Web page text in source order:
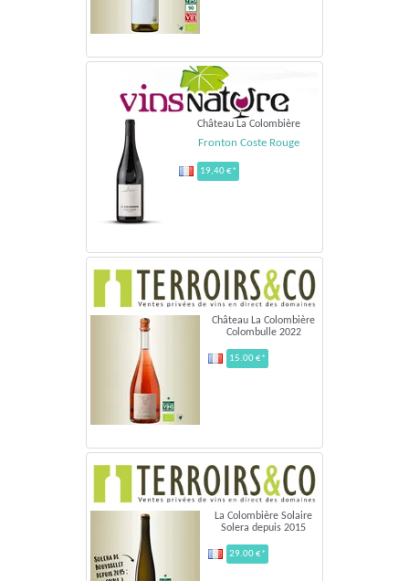
Château La Colombière
Fronton Coste Rouge
19,40 €*
Château La Colombière
Colombulle 2022
15.00 €*
La Colombière Solaire
Solera depuis 2015
29.00 €*